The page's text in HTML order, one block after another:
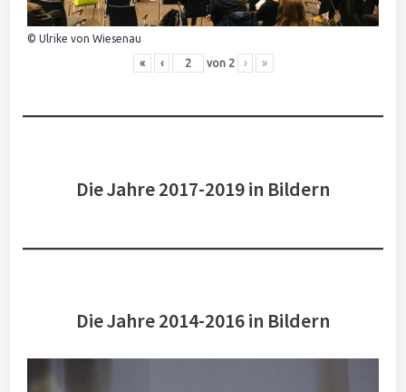
© Ulrike von Wiesenau
« ‹ von 2 › »
Die Jahre 2017-2019 in Bildern
Die Jahre 2014-2016 in Bildern